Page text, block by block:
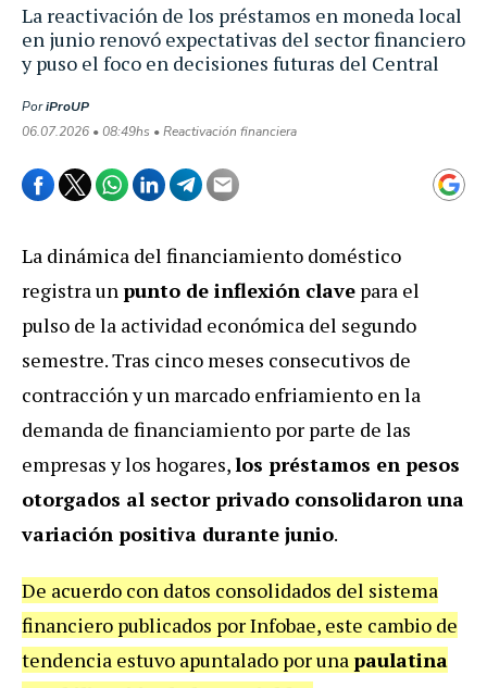
La reactivación de los préstamos en moneda local
en junio renovó expectativas del sector financiero
y puso el foco en decisiones futuras del Central
PoriProUP
06.07.2026 • 08:49hs • Reactivación financiera
La dinámica del financiamiento doméstico
registra unpunto de inflexión clave para el
pulso de la actividad económica del segundo
semestre.Tras cinco meses consecutivos de
contracción y un marcado enfriamiento en la
demanda de financiamiento por parte de las
empresas y los hogares,los préstamos en pesos
otorgados al sector privado consolidaron una
variación positiva durante junio.
De acuerdo con datos consolidados del sistema
financiero publicados por Infobae, este cambio de
tendencia estuvo apuntalado por unapaulatina